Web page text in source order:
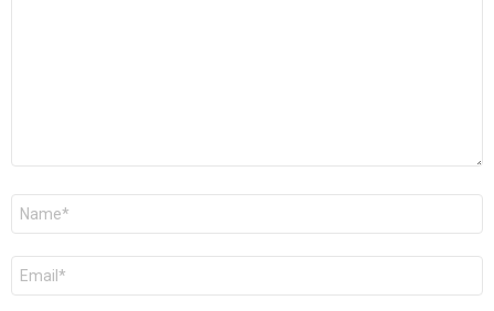
Nombre
Correo
electrónico
*